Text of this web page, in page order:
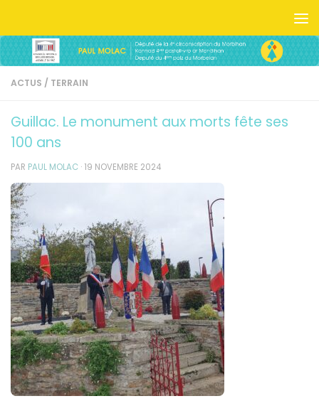
ACTUS / TERRAIN
Guillac. Le monument aux morts fête ses
100 ans
PAR PAUL MOLAC · 19 NOVEMBRE 2024